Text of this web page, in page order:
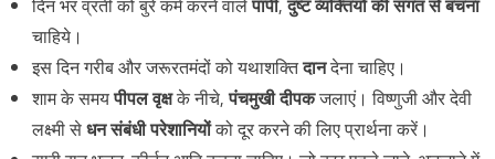
दिन भर व्रती को बुरे कर्म करने वालेपापी,दुष्ट व्यक्तियों की संगत से बचना
चाहिये।
इस दिन गरीब और जरूरतमंदों को यथाशक्तिदानदेना चाहिए।
शाम के समयपीपल वृक्षके नीचे,पंचमुखी दीपकजलाएं। विष्णुजी और देवी
लक्ष्मी सेधन संबंधी परेशानियोंको दूर करने की लिए प्रार्थना करें।